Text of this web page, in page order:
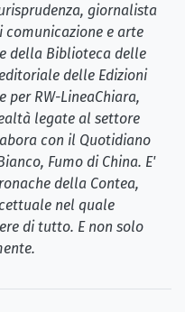
giornalista
e arte
della Biblioteca delle
delle Edizioni
per RW-LineaChiara,
legate al settore
con il Quotidiano
Fumo di China. E'
della Contea,
nel quale
di tutto. E non solo